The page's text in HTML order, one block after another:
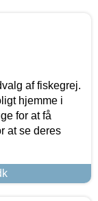
af fiskegrej.
hjemme i
for at få
at se deres